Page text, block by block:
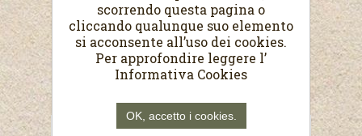
Sapone al Cedro
Sapone con olio di oliva e cedro 200g
scorrendo questa pagina o
cliccando qualunque suo elemento
si acconsente all’uso dei cookies.
Per approfondire leggere l’
Informativa Cookies
OK, accetto i cookies.